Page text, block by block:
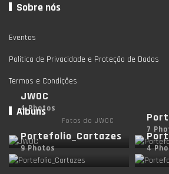
Sobre nós
Eventos
Politica de Privacidade e Proteção de Dados
Termos e Condições
Albuns
JWOC
4 Photos
Fotos do JWOC
7
Portefolio_Cartazes
9 Photos 4